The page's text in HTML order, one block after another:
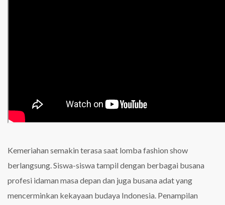
Kemeriahan semakin terasa saat lomba fashion show
berlangsung. Siswa-siswa tampil dengan berbagai busana
profesi idaman masa depan dan juga busana adat yang
mencerminkan kekayaan budaya Indonesia. Penampilan